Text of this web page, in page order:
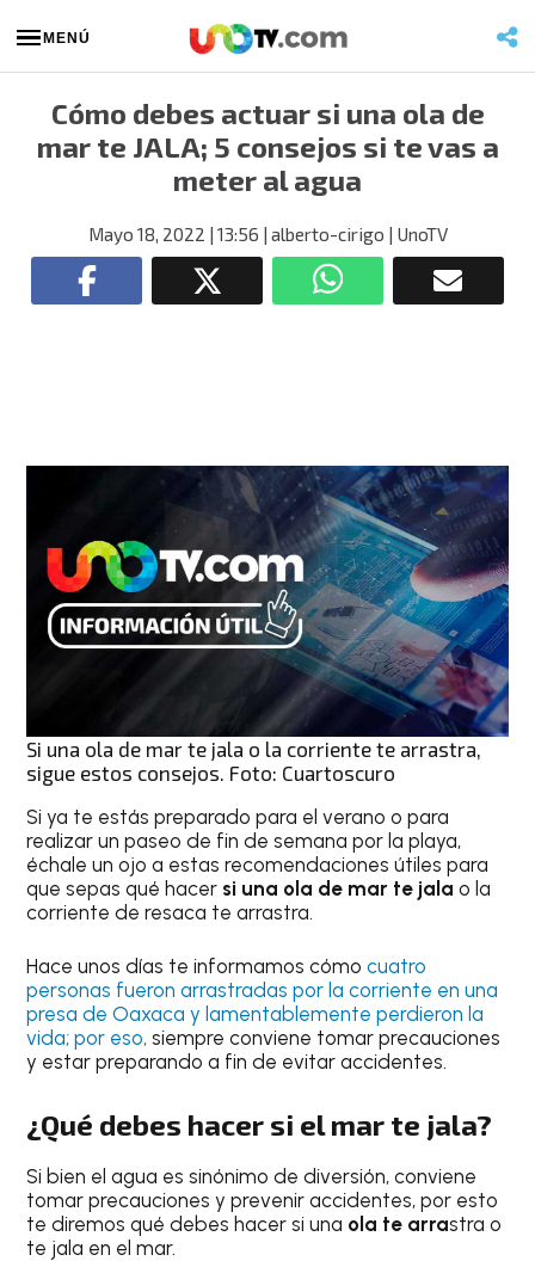
MENÚ
Cómo debes actuar si una ola de
mar te JALA; 5 consejos si te vas a
meter al agua
Mayo 18, 2022 | 13:56 | alberto-cirigo | UnoTV
Si una ola de mar te jala o la corriente te arrastra,
sigue estos consejos. Foto: Cuartoscuro
Si ya te estás preparado para el verano o para
realizar un paseo de fin de semana por la playa,
échale un ojo a estas recomendaciones útiles para
que sepas qué hacer si una ola de mar te jala o la
corriente de resaca te arrastra.
Hace unos días te informamos cómocuatro
personas fueron arrastradas por la corriente en una
presa de Oaxaca y lamentablemente perdieron la
vida; por eso,siempre conviene tomar precauciones
y estar preparando a fin de evitar accidentes.
¿Qué debes hacer si el mar te jala?
Si bien el agua es sinónimo de diversión, conviene
tomar precauciones y prevenir accidentes, por esto
te diremos qué debes hacer si una ola te arrastra o
te jala en el mar.